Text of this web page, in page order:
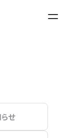
せ